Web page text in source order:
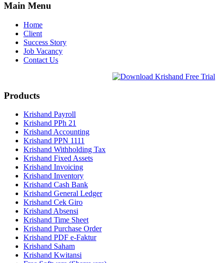
Main Menu
Home
Client
Success Story
Job Vacancy
Contact Us
Products
Krishand Payroll
Krishand PPh 21
Krishand Accounting
Krishand PPN 1111
Krishand Withholding Tax
Krishand Fixed Assets
Krishand Invoicing
Krishand Inventory
Krishand Cash Bank
Krishand General Ledger
Krishand Cek Giro
Krishand Absensi
Krishand Time Sheet
Krishand Purchase Order
Krishand PDF e-Faktur
Krishand Saham
Krishand Kwitansi